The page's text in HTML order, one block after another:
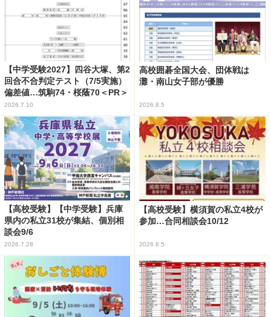
【中学受験2027】四谷大塚、第2
回合不合判定テスト（7/5実施）
偏差値…筑駒74・桜蔭70＜PR＞
2026.7.10
高校囲碁全国大会、団体戦は
灘・南山女子部が優勝
2026.8.5
【高校受験】【中学受験】兵庫
県内の私立31校が集結、個別相
談会9/6
2026.7.28
【高校受験】横須賀の私立4校が
参加…合同相談会10/12
2026.8.5